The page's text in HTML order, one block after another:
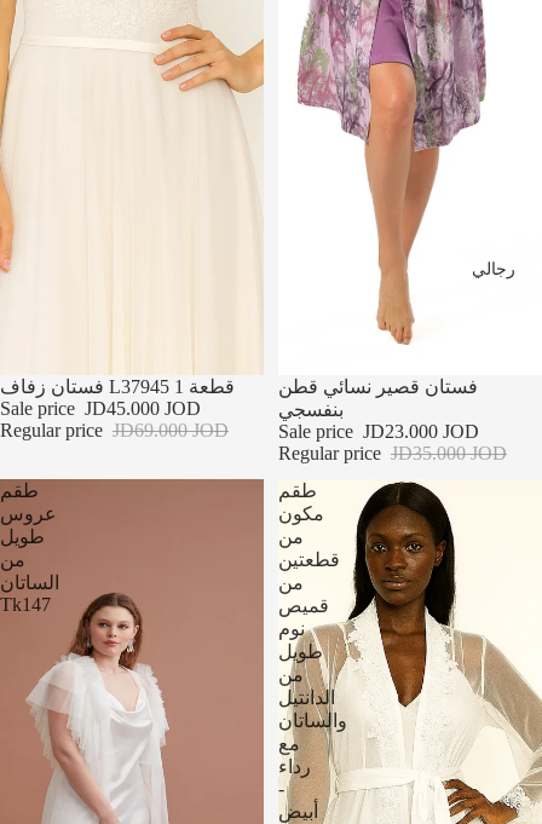
رجالي
تخفيضات
فستان زفاف L37945 1 قطعة
Sale price JD45.000 JOD
Regular price JD69.000 JOD
تخفيضات
فستان قصير نسائي قطن
بنفسجي
Sale price JD23.000 JOD
Regular price JD35.000 JOD
طقم
عروس
طويل
من
الساتان
Tk147
طقم
مكون
من
قطعتين
من
قميص
نوم
طويل
من
الدانتيل
والساتان
مع
رداء
-
أبيض